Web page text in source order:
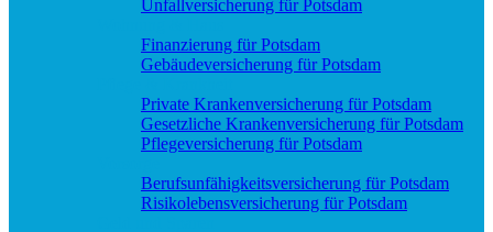
Unfallversicherung für Potsdam
Finanzierung für Potsdam
Gebäudeversicherung für Potsdam
Private Krankenversicherung für Potsdam
Gesetzliche Krankenversicherung für Potsdam
Pflegeversicherung für Potsdam
Berufs­unfähigkeitsversicherung für Potsdam
Risikolebensversicherung für Potsdam